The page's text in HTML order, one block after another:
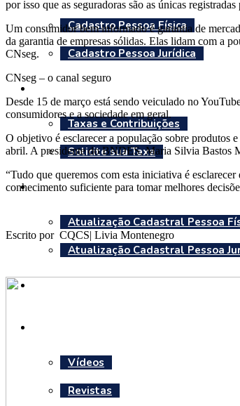
Cadastro Pessoa Física
Cadastro Pessoa Jurídica
Taxas e Contribuições
Solicite sua Taxa
Corretor
Atualização Cadastral Pessoa
Atualização Cadastral Pessoa
Vídeos
Revistas
por isso que as seguradoras são as únicas
Um consumidor bem informado é garantia de
da garantia de empresas sólidas. Elas lidam com a
CNseg.
CNseg – o canal seguro
Desde 15 de março está sendo veiculado no
consumidores e a sociedade em geral.
O objetivo é esclarecer a população sobre produtos
abril. A presidente do BNDES, Maria Silvia Bastos
“Tudo que queremos com esta iniciativa é
conhecimento suficiente para tomar melhores
Escrito por CQCS| Livia Montenegro